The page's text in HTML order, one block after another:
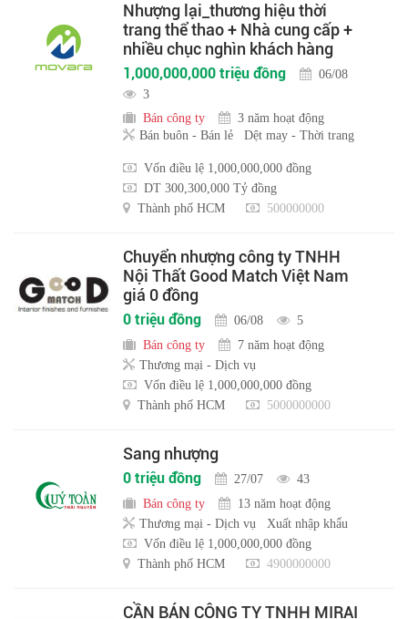
Nhượng lại_thương hiệu thời
trang thể thao + Nhà cung cấp +
nhiều chục nghìn khách hàng
1,000,000,000 triệu đồng
06/08
3
Bán công ty
3 năm hoạt động
Bán buôn - Bán lẻ
Dệt may - Thời trang
Vốn điều lệ 1,000,000,000 đồng
DT 300,300,000 Tỷ đồng
Thành phố HCM
500000000
Chuyển nhượng công ty TNHH
Nội Thất Good Match Việt Nam
giá 0 đồng
0 triệu đồng 06/08
5
Bán công ty
7 năm hoạt động
Thương mại - Dịch vụ
Vốn điều lệ 1,000,000,000 đồng
Thành phố HCM
5000000000
Sang nhượng
0 triệu đồng 27/07
43
Bán công ty
13 năm hoạt động
Thương mại - Dịch vụ
Xuất nhập khẩu
Vốn điều lệ 1,000,000,000 đồng
Thành phố HCM
4900000000
CẦN BÁN CÔNG TY TNHH MIRAI